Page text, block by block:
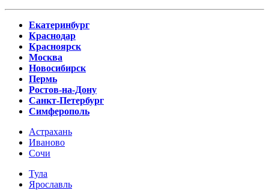
Екатеринбург
Краснодар
Красноярск
Москва
Новосибирск
Пермь
Ростов-на-Дону
Санкт-Петербург
Симферополь
Астрахань
Иваново
Сочи
Тула
Ярославль